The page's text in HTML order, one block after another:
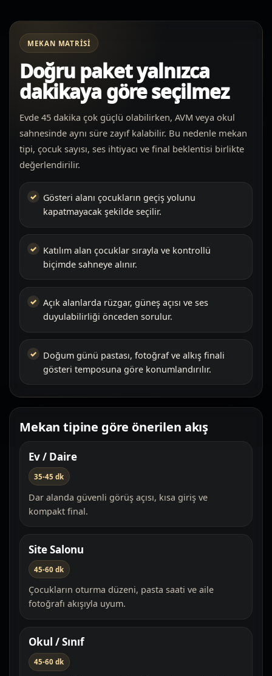
MEKAN MATRISI
Doğru paket yalnızca
dakikaya göre seçilmez
Evde 45 dakika çok güçlü olabilirken, AVM veya okul
sahnesinde aynı süre zayıf kalabilir. Bu nedenle mekan
tipi, çocuk sayısı, ses ihtiyacı ve final beklentisi birlikte
değerlendirilir.
Gösteri alanı çocukların geçiş yolunu
kapatmayacak şekilde seçilir.
Katılım alan çocuklar sırayla ve kontrollü
biçimde sahneye alınır.
Açık alanlarda rüzgar, güneş açısı ve ses
duyulabilirliği önceden sorulur.
Doğum günü pastası, fotoğraf ve alkış finali
gösteri temposuna göre konumlandırılır.
Mekan tipine göre önerilen akış
Ev / Daire
35-45 dk
Dar alanda güvenli görüş açısı, kısa giriş ve
kompakt final.
Site Salonu
45-60 dk
Çocukların oturma düzeni, pasta saati ve aile
fotoğrafı akışıyla uyum.
Okul / Sınıf
45-60 dk